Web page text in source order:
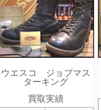
ウエスコ ジョブマス
ターキング
買取実績